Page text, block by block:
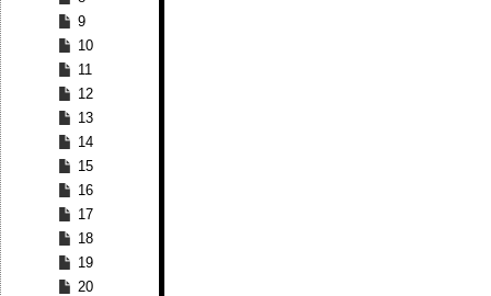
9
10
11
12
13
14
15
16
17
18
19
20